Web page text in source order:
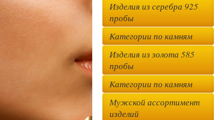
Изделия из серебра 925
пробы
Категории по камням
Изделия из золота 585
пробы
Категории по камням
Мужской ассортимент
изделий